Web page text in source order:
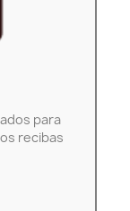
para
recibas